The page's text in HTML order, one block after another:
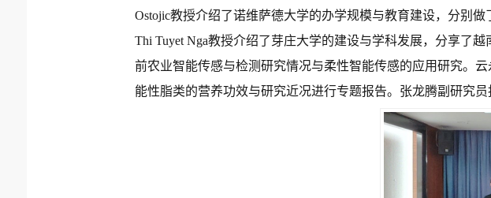
Ostojic教授介绍了诺维萨德大学的办学规模与教育建设，分别
Thi Tuyet Nga教授介绍了芽庄大学的建设与学科发展，分享了
前农业智能传感与检测研究情况与柔性智能传感的应用研究。
能性脂类的营养功效与研究近况进行专题报告。张龙腾副研究